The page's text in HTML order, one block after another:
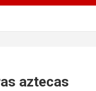
aztecas